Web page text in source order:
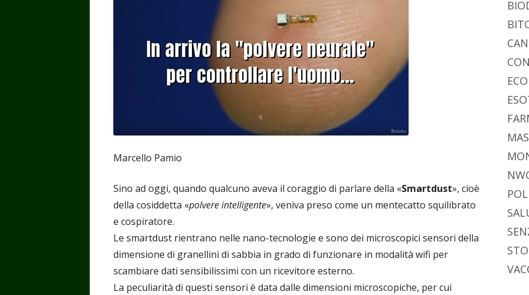
finestra
finestra
finestrafinestra
Marcello Pamio
Sino ad oggi, quando qualcuno aveva il coraggio di parlare della «Smartdust», cioè
della cosiddetta «polvere intelligente», veniva preso come un mentecatto squilibrato
e cospiratore.
Le smartdust rientrano nelle nano-tecnologie e sono dei microscopici sensori della
dimensione di granellini di sabbia in grado di funzionare in modalità wifi per
scambiare dati sensibilissimi con un ricevitore esterno.
La peculiarità di questi sensori è data dalle dimensioni microscopiche, per cui